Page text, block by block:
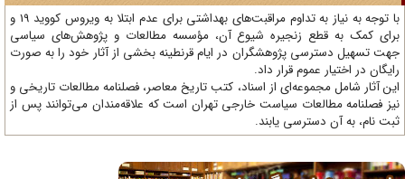
با توجه به نیاز به تداوم مراقبت‌های بهداشتی برای عدم ابتلا به ویروس کووید 19 و
کمک به قطع زنجیره شیوع آن، مؤسسه مطالعات و پژوهش‌های سیاسی
تسهیل دسترسی پژوهشگران در ایام قرنطینه بخشی از آثار خود را به صورت
در اختیار عموم قرار داد.
آثار شامل مجموعه‌ای از اسناد، کتب تاریخ معاصر، فصلنامه‌ مطالعات تاریخی و
فصلنامه مطالعات سیاست خارجی تهران است که علاقه‌مندان می‌توانند پس از
نام، به آن دسترسی یابند.